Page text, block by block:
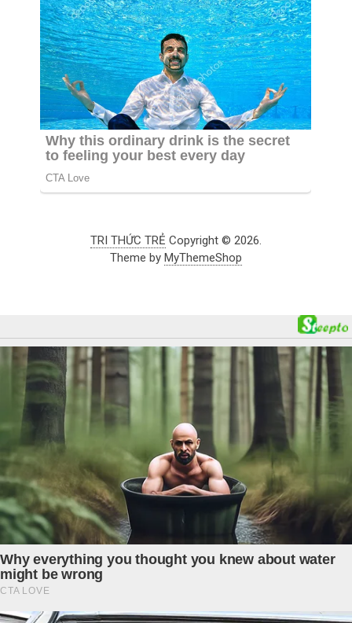
TRI THỨC TRẺ Copyright © 2026.
Theme by MyThemeShop